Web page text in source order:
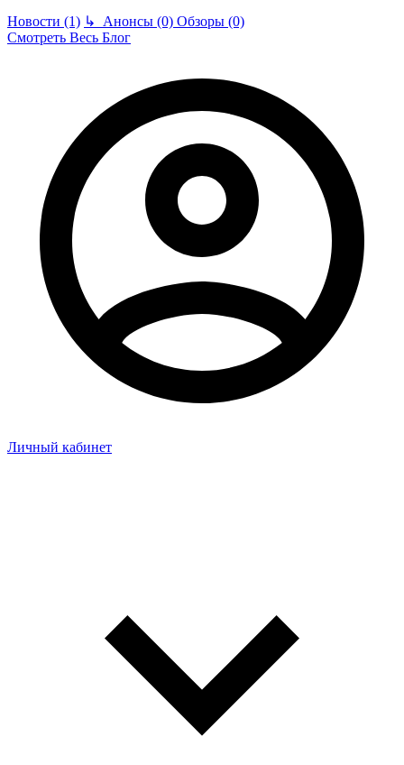
Новости (1) ↳ Анонсы (0) Обзоры (0)
Смотреть Весь Блог
Личный кабинет